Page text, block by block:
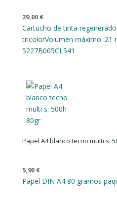
29,00 €
Cartucho de tinta
tricolorVolumen máximo: 21
5227B005CL541
Papel A4 blanco tecno multi s.
5,90 €
Papel DIN A4 80 gramos